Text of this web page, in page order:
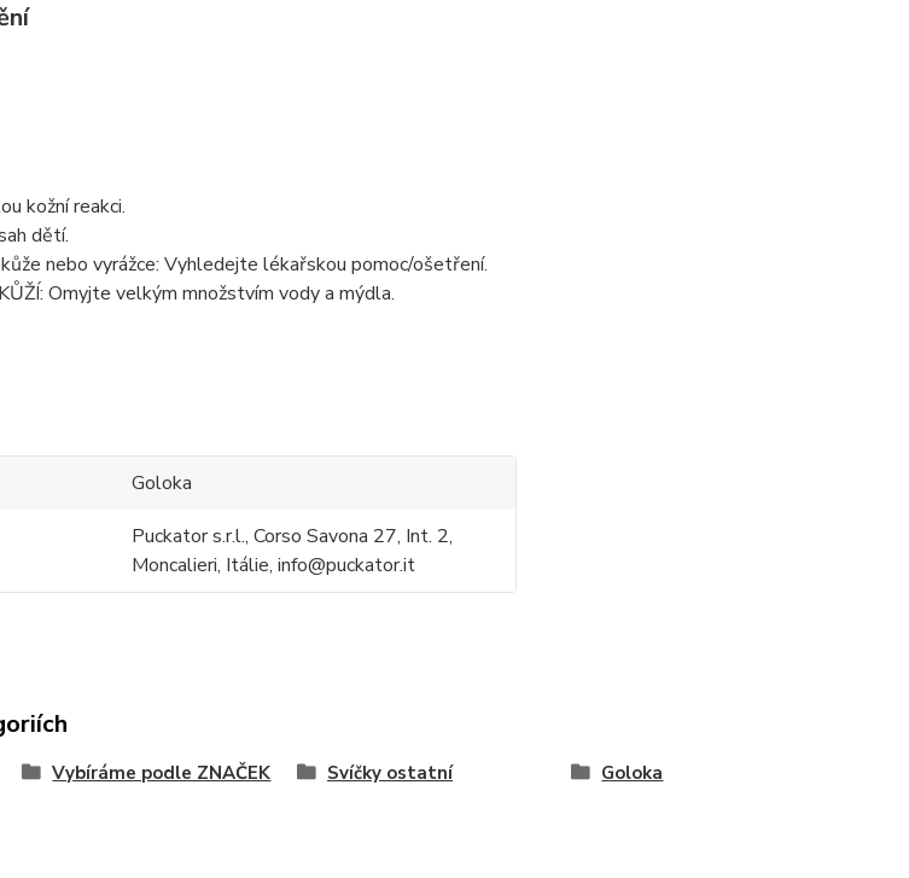
kožní reakci.
dětí.
nebo vyrážce: Vyhledejte lékařskou pomoc/ošetření.
Omyjte velkým množstvím vody a mýdla.
Goloka
Puckator s.r.l., Corso Savona 27, Int. 2,
Moncalieri, Itálie, info@puckator.it
Vybíráme podle ZNAČEK Svíčky ostatní Goloka